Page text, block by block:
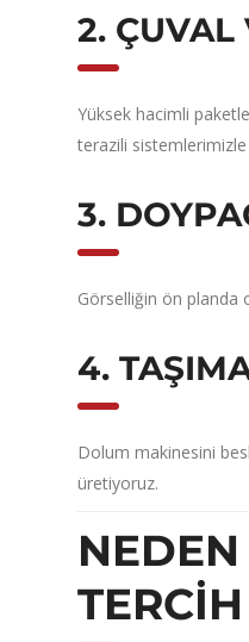
2. ÇUVAL
Yüksek hacimli
terazili sistemlerimizle
3.
Görselliğin ön planda
4.
Dolum makinesini
üretiyoruz.